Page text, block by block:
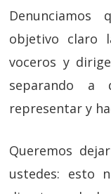
objetivo claro
voceros y
separando a
representar y
Queremos
ustedes: esto